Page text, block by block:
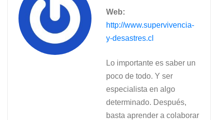
Web:
http://www.supervivencia-
y-desastres.cl
Lo importante es saber un
poco de todo. Y ser
especialista en algo
determinado. Después,
basta aprender a colaborar